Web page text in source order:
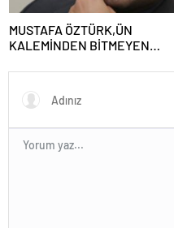
MUSTAFA ÖZTÜRK,ÜN
KALEMİNDEN BİTMEYEN
TİYATRO